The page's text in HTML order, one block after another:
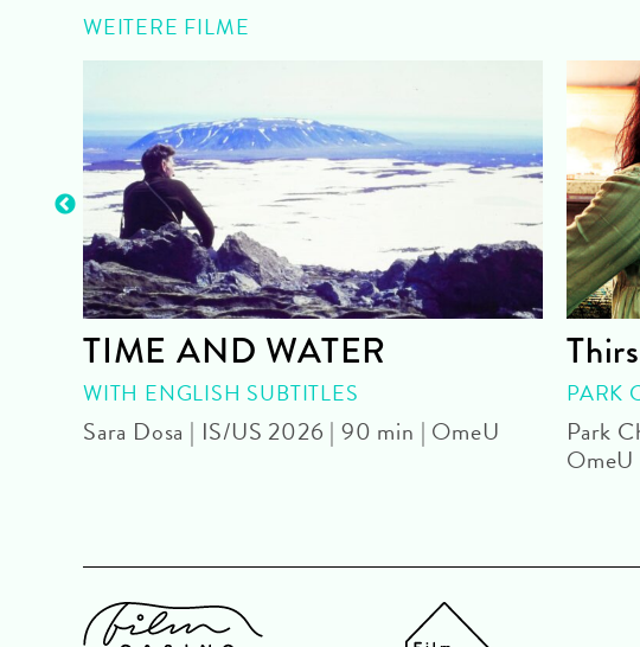
WEITERE FILME
TIME AND WATER
WITH ENGLISH SUBTITLES
Sara Dosa | IS/US 2026 | 90 min | OmeU
PARK
Park
OmeU